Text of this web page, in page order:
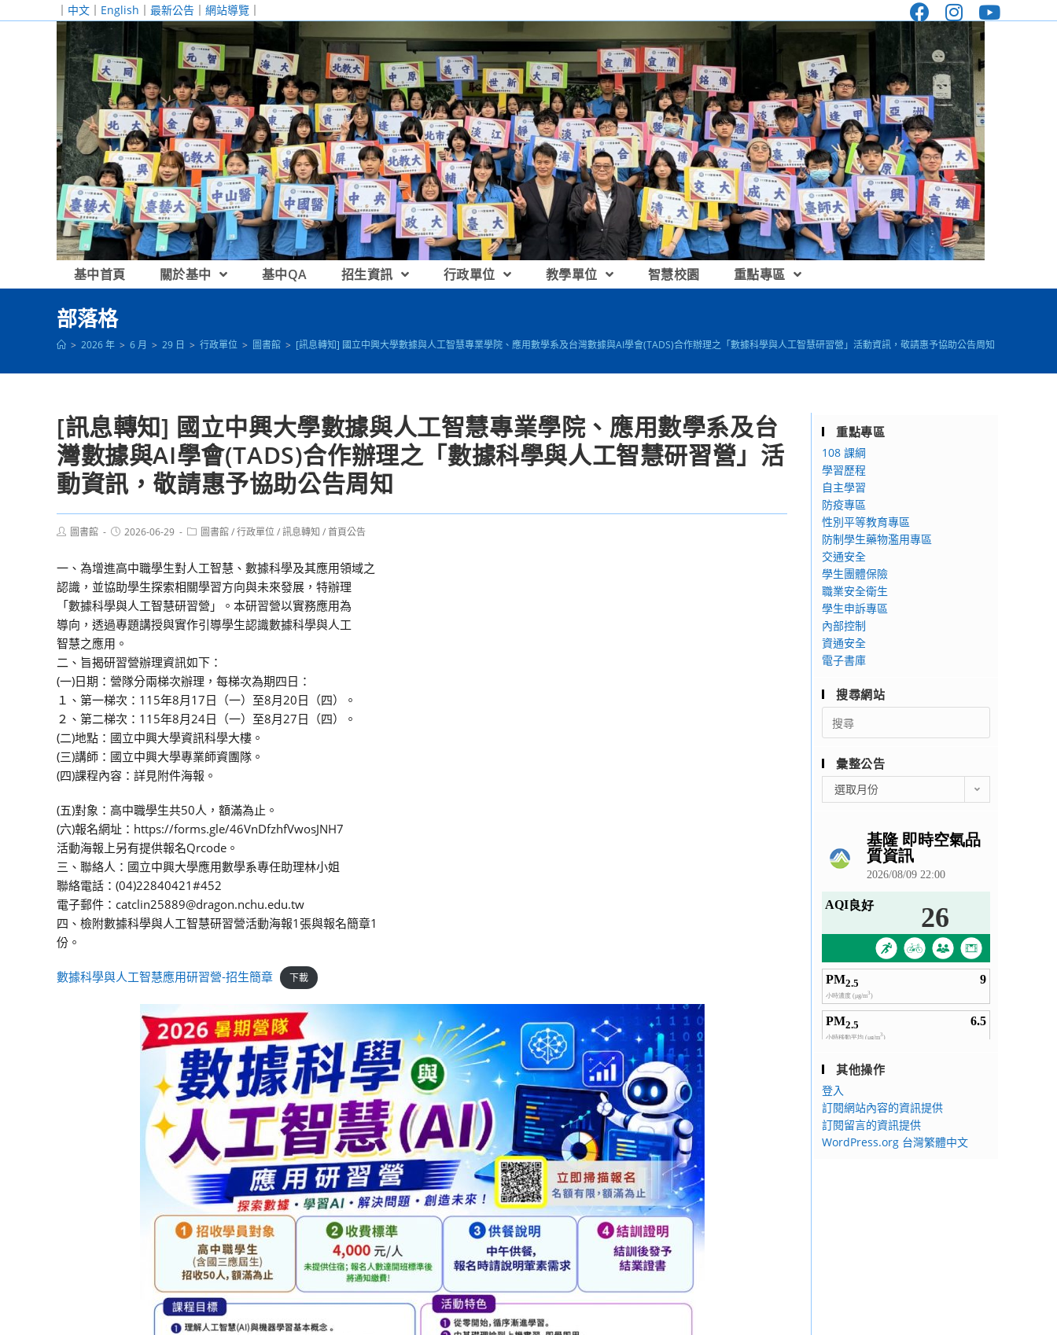
｜ 中文 ｜ English ｜ 最新公告 ｜ 網站導覽 ｜
基中首頁 關於基中 基中QA 招生資訊 行政單位 教學單位 智慧校園 重點專區
部落格
> 2026 年 > 6 月 > 29 日 > 行政單位 > 圖書館 > [訊息轉知] 國立中興大學數據與人工智慧專業學院、應用數學系及台灣數據與AI學會(TADS)合作辦理之「數據科學與人工智慧研習營」活動資訊，敬請惠予協助公告周知
[訊息轉知] 國立中興大學數據與人工智慧專業學院、應用數學系及台
灣數據與AI學會(TADS)合作辦理之「數據科學與人工智慧研習營」活
動資訊，敬請惠予協助公告周知
Post圖書館
Post2026-06-29
Post圖書館/行政單位/訊息轉知 /首頁公告
一、為增進高中職學生對人工智慧、數據科學及其應用領域之
認識，並協助學生探索相關學習方向與未來發展，特辦理
「數據科學與人工智慧研習營」。本研習營以實務應用為
導向，透過專題講授與實作引導學生認識數據科學與人工
智慧之應用。
二、旨揭研習營辦理資訊如下：
(一)日期：營隊分兩梯次辦理，每梯次為期四日：
１、第一梯次：115年8月17日（一）至8月20日（四）。
２、第二梯次：115年8月24日（一）至8月27日（四）。
(二)地點：國立中興大學資訊科學大樓。
(三)講師：國立中興大學專業師資團隊。
(四)課程內容：詳見附件海報。
(五)對象：高中職學生共50人，額滿為止。
(六)報名網址：https://forms.gle/46VnDfzhfVwosJNH7
活動海報上另有提供報名Qrcode。
三、聯絡人：國立中興大學應用數學系專任助理林小姐
聯絡電話：(04)22840421#452
電子郵件：catclin25889@dragon.nchu.edu.tw
四、檢附數據科學與人工智慧研習營活動海報1張與報名簡章1
份。
數據科學與人工智慧應用研習營-招生簡章 下載
重點專區
108 課綱
學習歷程
自主學習
防疫專區
性別平等教育專區
防制學生藥物濫用專區
交通安全
學生團體保險
職業安全衛生
學生申訴專區
內部控制
資通安全
電子書庫
搜尋網站
Search
for:
彙整公告
整
選取月份
其他操作
登入
訂閱網站內容的資訊提供
訂閱留言的資訊提供
WordPress.org 台灣繁體中文